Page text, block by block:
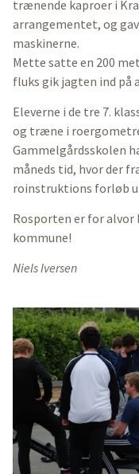
trænende kaproer i
arrangementet, og
maskinerne.
Mette satte en 200
fluks gik jagten ind på
Eleverne i de tre 7.
og træne i
Gammelgårdsskolen
måneds tid, hvor der
roinstruktions forløb
Rosporten er for alvor
kommune!
Niels Iversen